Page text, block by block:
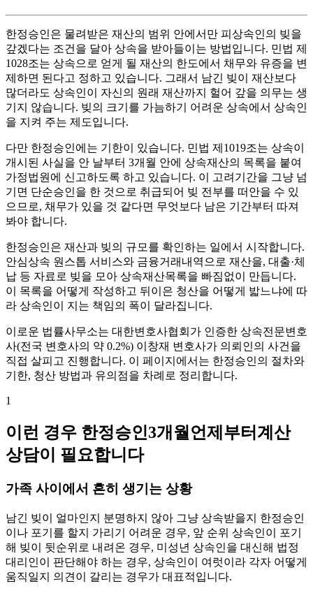
한정승인은 물려받은 재산의 범위 안에서만 피상속인의 빚을
갚겠다는 조건을 달아 상속을 받아들이는 방법입니다. 민법 제
1028조는 상속으로 얻게 될 재산의 한도에서 채무와 유증을 변
제하면 된다고 정하고 있습니다. 그래서 남긴 빚이 재산보다
많더라도 상속인이 자신의 원래 재산까지 헐어 갚을 의무는 생
기지 않습니다. 빚의 크기를 가늠하기 어려운 상속에서 상속인
을 지켜 주는 제도입니다.
다만 한정승인에는 기한이 있습니다. 민법 제1019조는 상속이
개시된 사실을 안 날부터 3개월 안에 상속재산의 목록을 붙여
가정법원에 신고하도록 하고 있습니다. 이 고려기간을 그냥 넘
기면 단순승인을 한 것으로 취급되어 빚 전부를 떠안을 수 있
으므로, 채무가 있을 것 같다면 무엇보다 남은 기간부터 따져
봐야 합니다.
한정승인은 재산과 빚의 규모를 확인하는 일에서 시작합니다.
안심상속 원스톱 서비스와 금융거래내역으로 재산을, 대출·체
납 등 자료로 빚을 모아 상속재산목록을 빠짐없이 만듭니다.
이 목록을 어떻게 작성하고 뒤이은 청산을 어떻게 밟느냐에 따
라 상속인이 지는 책임의 폭이 달라집니다.
이로운 법률사무소는 대한변호사협회가 인증한 상속전문변호
사(전국 변호사의 약 0.2%) 이창재 변호사가 의뢰인의 사건을
직접 살피고 진행합니다. 이 페이지에서는 한정승인의 절차와
기한, 청산 방법과 유의점을 차례로 정리합니다.
1
이런 경우 한정승인3개월언제부터계산
상담이 필요합니다
가족 사이에서 흔히 생기는 상황
남긴 빚이 얼마인지 분명하지 않아 그냥 상속받을지 한정승인
이나 포기를 할지 가리기 어려운 경우, 앞 순위 상속인이 포기
해 빚이 뒷순위로 내려온 경우, 미성년 상속인을 대신해 법정
대리인이 판단해야 하는 경우, 상속인이 여럿이라 각자 어떻게
움직일지 의견이 갈리는 경우가 대표적입니다.